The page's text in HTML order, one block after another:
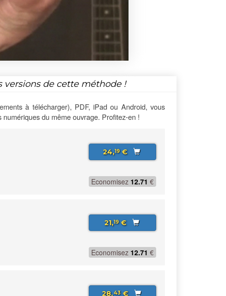
de cette méthode !
à télécharger), PDF, iPad ou Android, vous
du même ouvrage. Profitez-en !
24,19€
Economisez 12.71 €
21,19€
Economisez 12.71 €
28,43€